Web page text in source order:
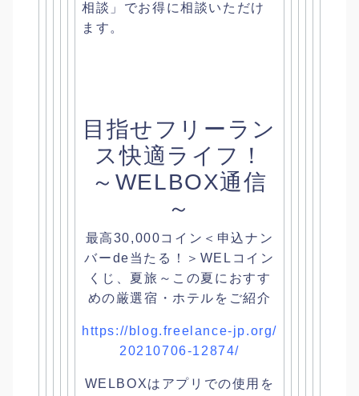
相談」 でお得に相談いただけ
ます。
目指せフリーラン
ス快適ライフ！
～WELBOX通信
～
最高30,000コイン＜申込ナン
バーde当たる！＞ WELコイン
くじ、夏旅～この夏におすす
めの厳選宿・ ホテルをご紹介
https://blog.freelance-jp.org/
20210706-12874/
WELBOXはアプリでの使用を